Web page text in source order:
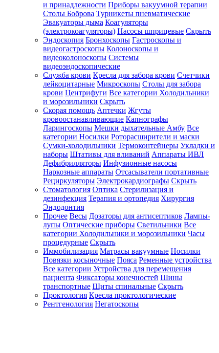
и принадлежности Приборы вакуумной терапии
Столы Боброва Турникеты пневматические
Эвакуаторы дыма Коагуляторы
(электрокоагуляторы) Насосы шприцевые Скрыть
Эндоскопия Бронхоскопы Гастроскопы и
видеогастроскопы Колоноскопы и
видеоколоноскопы Системы
видеоэндоскопические
Служба крови Кресла для забора крови Счетчики
лейкоцитарные Микроскопы Столы для забора
крови Центрифуги Все категории Холодильники
и морозильники Скрыть
Скорая помощь Аптечки Жгуты
кровоостанавливающие Капнографы
Ларингоскопы Мешки дыхательные Амбу Все
категории Носилки Роторасширители и маски
Сумки-холодильники Термоконтейнеры Укладки и
наборы Штативы для вливаний Аппараты ИВЛ
Дефибрилляторы Инфузионные насосы
Наркозные аппараты Отсасыватели портативные
Рециркуляторы Электрокардиографы Скрыть
Стоматология Оптика Стерилизация и
дезинфекция Терапия и ортопедия Хирургия
Эндодонтия
Прочее Весы Дозаторы для антисептиков Лампы-
лупы Оптические приборы Светильники Все
категории Холодильники и морозильники Часы
процедурные Скрыть
Иммобилизация Матрасы вакуумные Носилки
Повязки косыночные Пояса Ременные устройства
Все категории Устройства для перемещения
пациента Фиксаторы конечностей Шины
транспортные Щиты спинальные Скрыть
Проктология Кресла проктологические
Рентгенология Негатоскопы